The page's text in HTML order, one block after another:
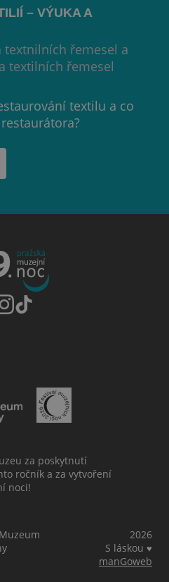
– VÝUKA A
textnilních řemesel a
textilních řemesel
textilu a co
za poskytnutí
ročník a za vytvoření
noci!
2026
S láskou ♥
manGoweb